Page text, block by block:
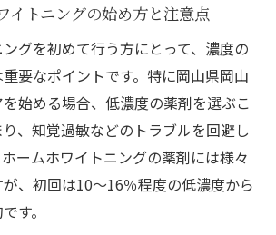
イトニングの始め方と注意点
グを初めて行う方にとって、濃度の
要なポイントです。特に岡山県岡山
始める場合、低濃度の薬剤を選ぶこ
、知覚過敏などのトラブルを回避し
ームホワイトニングの薬剤には様々
、初回は10～16％程度の低濃度から
す。